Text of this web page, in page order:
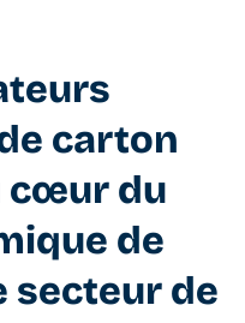
carton
cœur du
de
secteur de